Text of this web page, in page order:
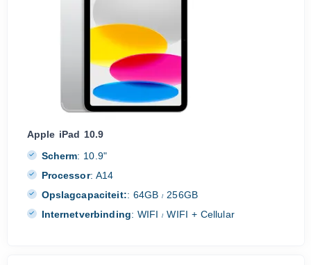
Apple iPad 10.9
Scherm: 10.9"
Processor: A14
Opslagcapaciteit:: 64GB/ 256GB
Internetverbinding: WIFI/ WIFI + Cellular